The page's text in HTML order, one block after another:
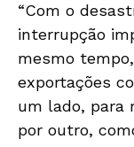
“Com o
interrupção
mesmo
exportações
um lado, para
por outro,